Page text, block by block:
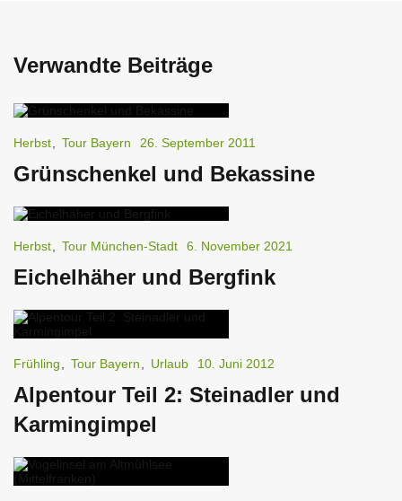
Verwandte Beiträge
Herbst Tour Bayern 26. September 2011
Grünschenkel und Bekassine
Herbst Tour München-Stadt 6. November 2021
Eichelhäher und Bergfink
Frühling Tour Bayern Urlaub 10. Juni 2012
Alpentour Teil 2: Steinadler und
Karmingimpel